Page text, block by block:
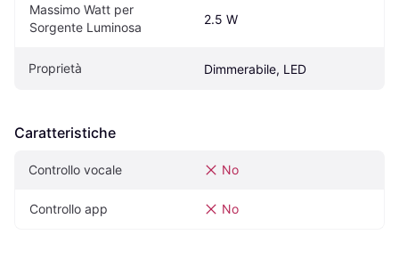
Massimo Watt per
Sorgente Luminosa
2.5 W
Proprietà Dimmerabile, LED
Caratteristiche
Controllo vocale No
Controllo app No